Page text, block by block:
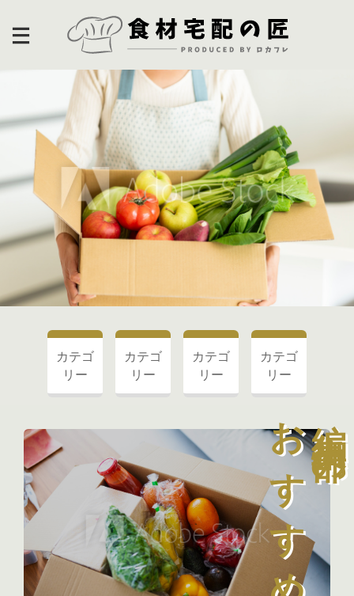
カテゴ
リー
カテゴ
リー
カテゴ
リー
カテゴ
リー
編集部の
おすすめ